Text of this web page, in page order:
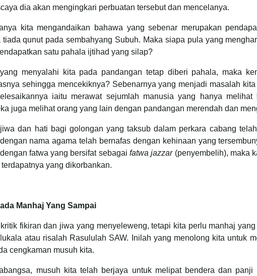
dia akan mengingkari perbuatan tersebut dan mencelanya.
kita mengandaikan bahawa yang sebenar merupakan
qunut pada sembahyang Subuh. Maka siapa pula yang
satu pahala ijtihad yang silap?
menyalahi kita pada pandangan tetap diberi pahala, maka
sehingga mencekiknya? Sebenarnya yang menjadi masalah
iaitu merawat sejumlah manusia yang hanya melihat
juga melihat orang yang lain dengan pandangan merendah dan
dan hati bagi golongan yang taksub dalam perkara cabang
nama agama telah bernafas dengan kehinaan yang
fatwa yang bersifat sebagai fatwa jazzar(penyembelih), maka
yang dikorbankan.
Manhaj Yang Sampai
fikiran dan jiwa yang menyeleweng, tetapi kita perlu manhaj
atau risalah Rasululah SAW. Inilah yang menolong kita untuk
cengkaman musuh kita.
musuh kita telah berjaya untuk melipat bendera dan panji